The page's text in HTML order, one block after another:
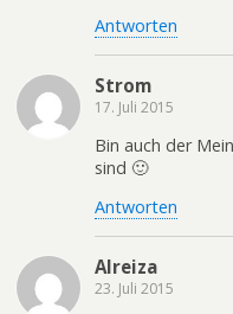
Antworten
Strom
17. Juli 2015
Bin auch der
sind 🙂
Antworten
Alreiza
23. Juli 2015